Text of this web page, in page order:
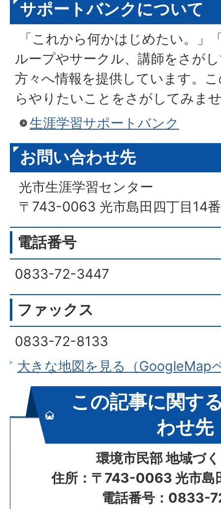
サポートバンクについて
「これから何かはじめたい。」
ループやサークル、講師をさが
方々へ情報を提供しています。
らやりたいことをさがしてみま
生涯学習サポートバンク
お問い合わせ先
光市生涯学習センター
〒743-0063 光市島田四丁目14
電話番号
0833-72-3447
ファックス
0833-72-8133
大きな地図を見る（GoogleMap
この記事に関す
わせ先
環境市民部 地域づ
住所：〒743-0063 光市島
電話番号：0833-